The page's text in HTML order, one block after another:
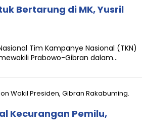
Bertarung di MK, Yusril
Tim Kampanye Nasional (TKN)
Prabowo-Gibran dalam…
Kecurangan Pemilu,